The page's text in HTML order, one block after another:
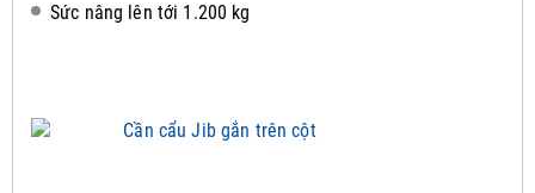
Sức nâng lên tới 1.200 kg